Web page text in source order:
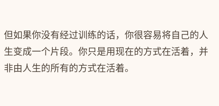
但如果你没有经过训练的话，你很容易将自己的人
生变成一个片段。你只是用现在的方式在活着，并
非由人生的所有的方式在活着。